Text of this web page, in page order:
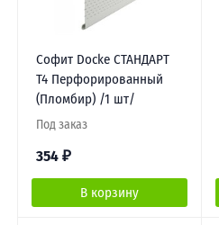
Софит Docke СТАНДАРТ
Т4 Перфорированный
(Пломбир) /1 шт/
Под заказ
354 ₽
В корзину